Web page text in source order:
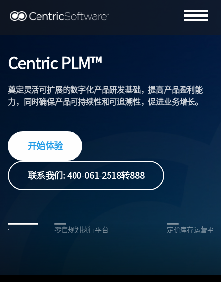
Centric PLM™
奠定灵活可扩展的数字化产品研发基础，提高产品盈利能
力，同时确保产品可持续性和可追溯性，促进业务增长。
开始体验
联系我们: 400-061-2518转888
台 零售规划执行平台 定价库存运营平台